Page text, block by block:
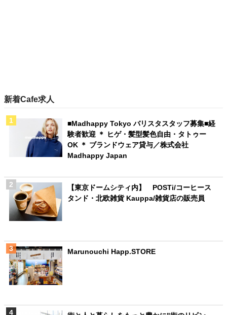
新着Cafe求人
■Madhappy Tokyo バリスタスタッフ募集■経
験者歓迎 ＊ ヒゲ・髪型髪色自由・タトゥー
OK ＊ ブランドウェア貸与／株式会社
Madhappy Japan
【東京ドームシティ内】 POSTi/コーヒース
タンド・北欧雑貨 Kauppa/雑貨店の販売員
Marunouchi Happ.STORE